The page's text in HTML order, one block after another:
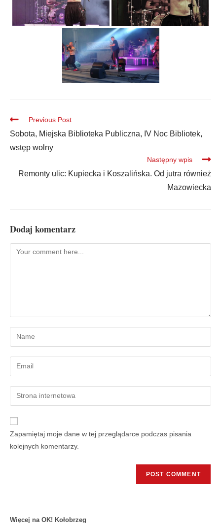
Previous Post
Sobota, Miejska Biblioteka Publiczna, IV Noc Bibliotek,
wstęp wolny
Następny wpis
Remonty ulic: Kupiecka i Koszalińska. Od jutra również
Mazowiecka
Dodaj komentarz
Zapamiętaj moje dane w tej przeglądarce podczas pisania
kolejnych komentarzy.
Więcej na OK! Kołobrzeg